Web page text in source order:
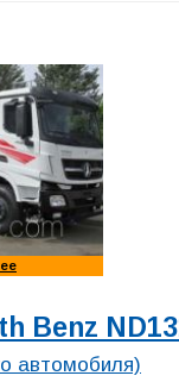
Benz
автомобиля)